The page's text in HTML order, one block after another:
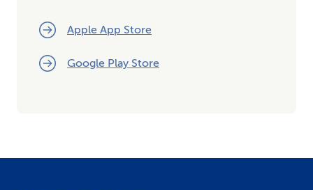
Apple App Store
Google Play Store